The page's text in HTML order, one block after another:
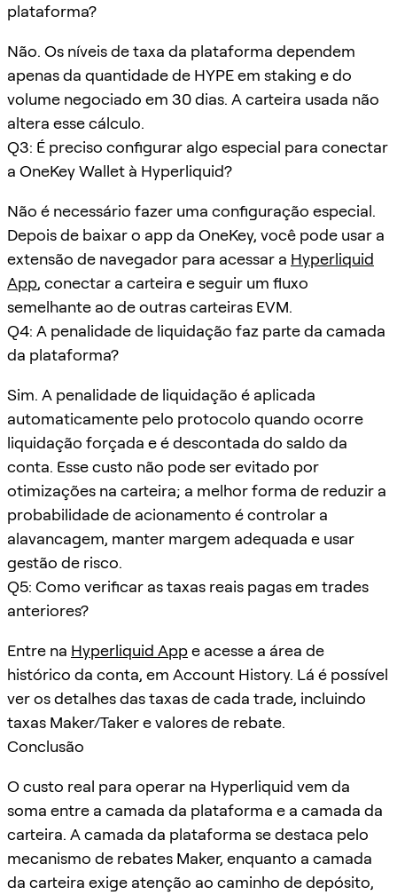
plataforma?
Não. Os níveis de taxa da plataforma dependem
apenas da quantidade de HYPE em staking e do
volume negociado em 30 dias. A carteira usada não
altera esse cálculo.
Q3: É preciso configurar algo especial para conectar
a OneKey Wallet à Hyperliquid?
Não é necessário fazer uma configuração especial.
Depois de baixar o app da OneKey, você pode usar a
extensão de navegador para acessar a Hyperliquid
App, conectar a carteira e seguir um fluxo
semelhante ao de outras carteiras EVM.
Q4: A penalidade de liquidação faz parte da camada
da plataforma?
Sim. A penalidade de liquidação é aplicada
automaticamente pelo protocolo quando ocorre
liquidação forçada e é descontada do saldo da
conta. Esse custo não pode ser evitado por
otimizações na carteira; a melhor forma de reduzir a
probabilidade de acionamento é controlar a
alavancagem, manter margem adequada e usar
gestão de risco.
Q5: Como verificar as taxas reais pagas em trades
anteriores?
Entre na Hyperliquid Appe acesse a área de
histórico da conta, em Account History. Lá é possível
ver os detalhes das taxas de cada trade, incluindo
taxas Maker/Taker e valores de rebate.
Conclusão
O custo real para operar na Hyperliquid vem da
soma entre a camada da plataforma e a camada da
carteira. A camada da plataforma se destaca pelo
mecanismo de rebates Maker, enquanto a camada
da carteira exige atenção ao caminho de depósito,